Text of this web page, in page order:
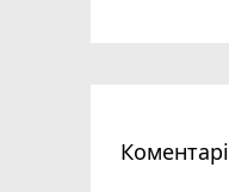
Коментарі